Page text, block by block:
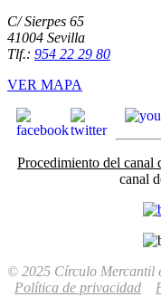
C/ Sierpes 65
41004 Sevilla
Tlf.: 954 22 29 80
VER MAPA
Procedimiento del canal
canal
© 2025 Círculo Mercantil
Política de privacidad